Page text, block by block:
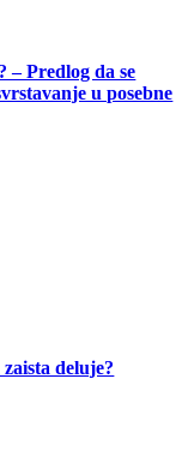
– Predlog da se
u posebne
deluje?